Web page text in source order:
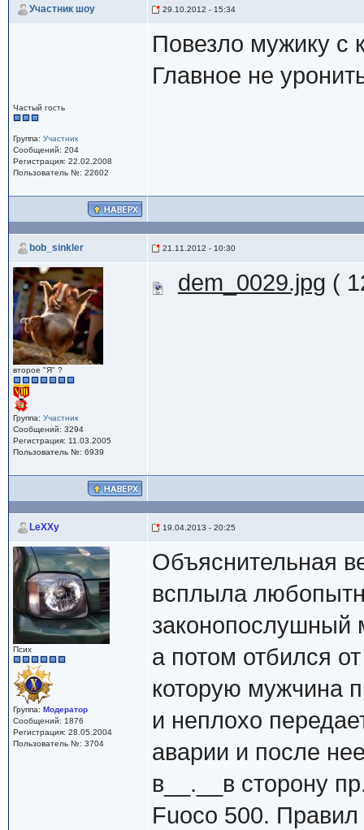
Участник шоу 29.10.2012 - 15:34
Частый гость
Группа: Участник
Сообщений: 204
Регистрация: 22.02.2008
Пользователь №: 22602
Повезло мужику с
Главное не
bob_sinkler 21.11.2012 - 10:30
второе "Я" ?
Группа: Участник
Сообщений: 3294
Регистрация: 11.03.2005
Пользователь №: 6939
dem_0029.jpg (
LeXXy 19.04.2013 - 20:25
Псих
Группа: Модератор
Сообщений: 1876
Регистрация: 28.05.2004
Пользователь №: 3704
Объяснительная
всплыла
законопослушный
а потом отбился
которую мужчина
и неплохо
аварии и после
в__.__в сторону
Fuoco 500.